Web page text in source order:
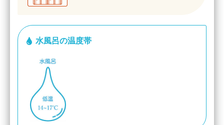
水風呂の温度帯